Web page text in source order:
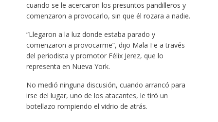
cuando se le acercaron los presuntos pandilleros y
comenzaron a provocarlo, sin que él rozara a nadie.
“Llegaron a la luz donde estaba parado y
comenzaron a provocarme”, dijo Mala Fe a través
del periodista y promotor Félix Jerez, que lo
representa en Nueva York.
No medió ninguna discusión, cuando arrancó para
irse del lugar, uno de los atacantes, le tiró un
botellazo rompiendo el vidrio de atrás.